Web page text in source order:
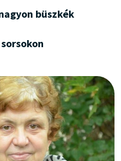
büszkék